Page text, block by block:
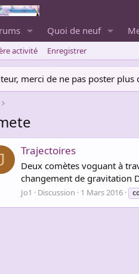
Quoi de neuf
activité Enregistrer
merci de ne pas poster
Trajectoires
Deux comètes voguant à
changement de gravitation
Jo1 Discussion 1 Mars 2016